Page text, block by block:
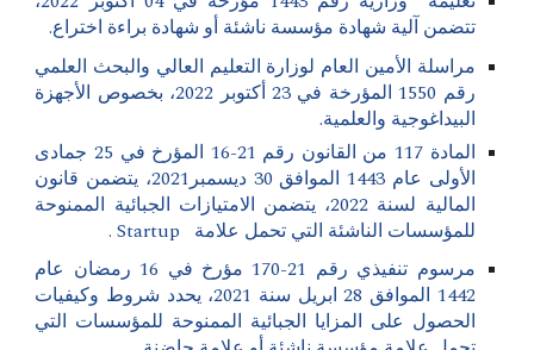
تتضمن آلية شهادة مؤسسة ناشئة أو شهادة براءة اختراع.
مراسلة الأمين العام لوزارة التعليم العالي والبحث العلمي
رقم 1550 المؤرخة في 23 أكتوبر 2022، بخصوص الأجهزة
البيداغوجية والعلمية.
المادة 117 من القانون رقم 21-16 المؤرخ في 25 جمادى
الأولى عام 1443 الموافق 30 ديسمبر2021، يتضمن قانون
المالية لسنة 2022، يتضمن الامتيازات الجبائية الممنوحة
للمؤسسات الناشئة التي تحمل علامة Startup
.
مرسوم تنفيذي رقم 21-170 مؤرخ في 16 رمضان عام
1442 الموافق 28 ابريل سنة 2
0 21، يحدد شروط وكيفيات
الحصول على المزايا الجبائية الممنوحة للمؤسسات التي